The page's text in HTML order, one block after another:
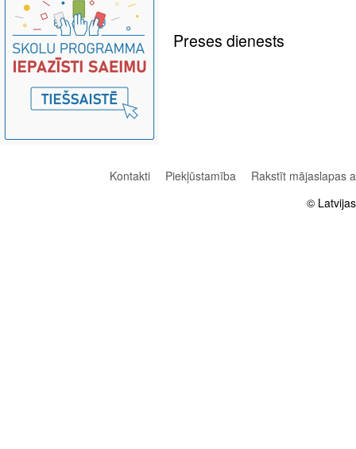
Preses dienests
Kontakti Piekļūstamība
Rakstīt mājaslapas
©